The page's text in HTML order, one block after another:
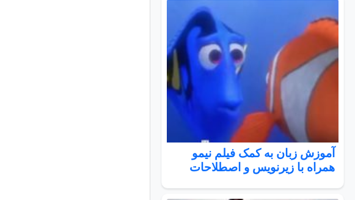
آموزش زبان به کمک فیلم نیمو
همراه با زیرنویس و اصطلاحات